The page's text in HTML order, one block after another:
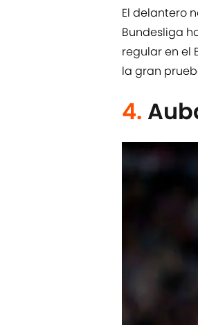
El delantero
Bundesliga
regular en el
la gran
4.